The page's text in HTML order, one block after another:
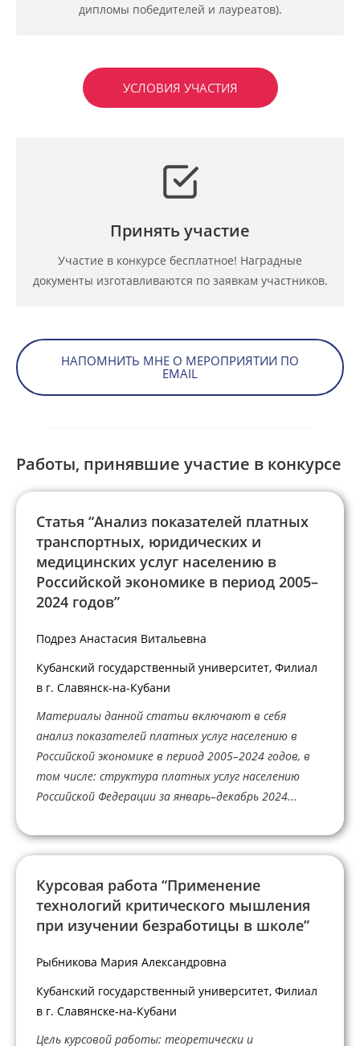
дипломы победителей и лауреатов).
УСЛОВИЯ УЧАСТИЯ
Принять участие
Участие в конкурсе бесплатное! Наградные
документы изготавливаются по заявкам участников.
НАПОМНИТЬ МНЕ О МЕРОПРИЯТИИ ПО
EMAIL
Работы, принявшие участие в конкурсе
Статья “Анализ показателей платных
транспортных, юридических и
медицинских услуг населению в
Российской экономике в период 2005–
2024 годов”
Подрез Анастасия Витальевна
Кубанский государственный университет, Филиал
в г. Славянск-на-Кубани
Материалы данной статьи включают в себя
анализ показателей платных услуг населению в
Российской экономике в период 2005–2024 годов, в
том числе: структура платных услуг населению
Российской Федерации за январь–декабрь 2024...
Курсовая работа “Применение
технологий критического мышления
при изучении безработицы в школе”
Рыбникова Мария Александровна
Кубанский государственный университет, Филиал
в г. Славянске-на-Кубани
Цель курсовой работы: теоретически и